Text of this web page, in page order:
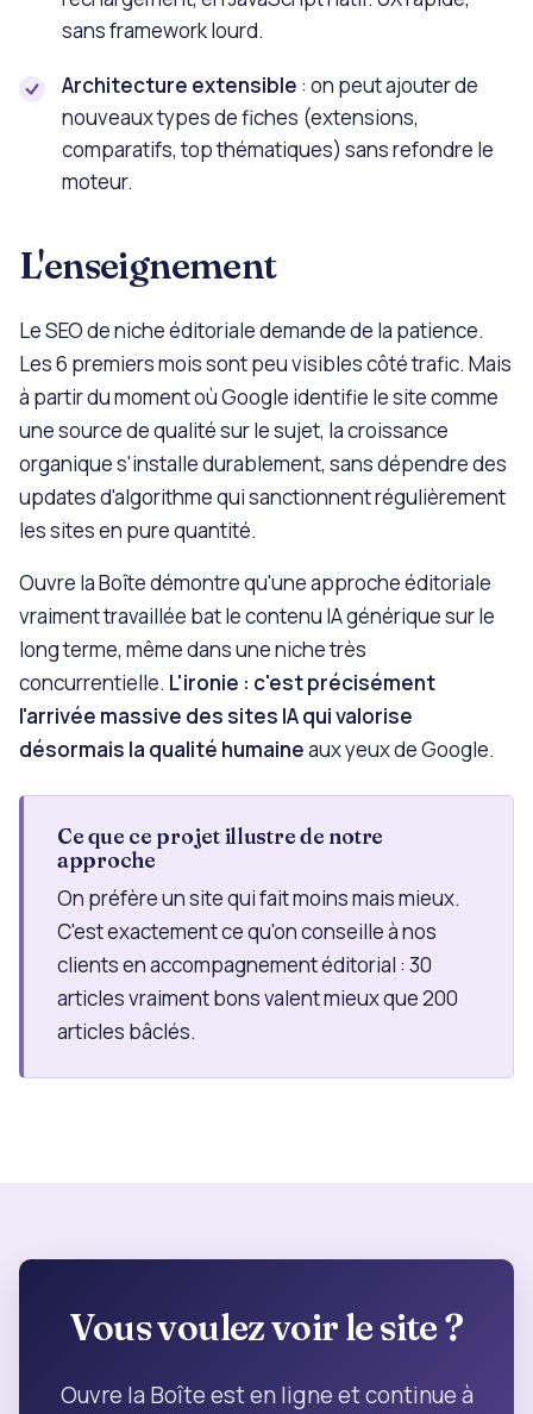
sans framework lourd.
Architecture extensible : on peut ajouter de
nouveaux types de fiches (extensions,
comparatifs, top thématiques) sans refondre le
moteur.
L'enseignement
Le SEO de niche éditoriale demande de la patience.
Les 6 premiers mois sont peu visibles côté trafic. Mais
à partir du moment où Google identifie le site comme
une source de qualité sur le sujet, la croissance
organique s'installe durablement, sans dépendre des
updates d'algorithme qui sanctionnent régulièrement
les sites en pure quantité.
Ouvre la Boîte démontre qu'une approche éditoriale
vraiment travaillée bat le contenu IA générique sur le
long terme, même dans une niche très
concurrentielle. L'ironie : c'est précisément
l'arrivée massive des sites IA qui valorise
désormais la qualité humaineaux yeux de Google.
Ce que ce projet illustre de notre
approche
On préfère un site qui fait moins mais mieux.
C'est exactement ce qu'on conseille à nos
clients en accompagnement éditorial : 30
articles vraiment bons valent mieux que 200
articles bâclés.
Vous voulez voir le site ?
Ouvre la Boîte est en ligne et continue à